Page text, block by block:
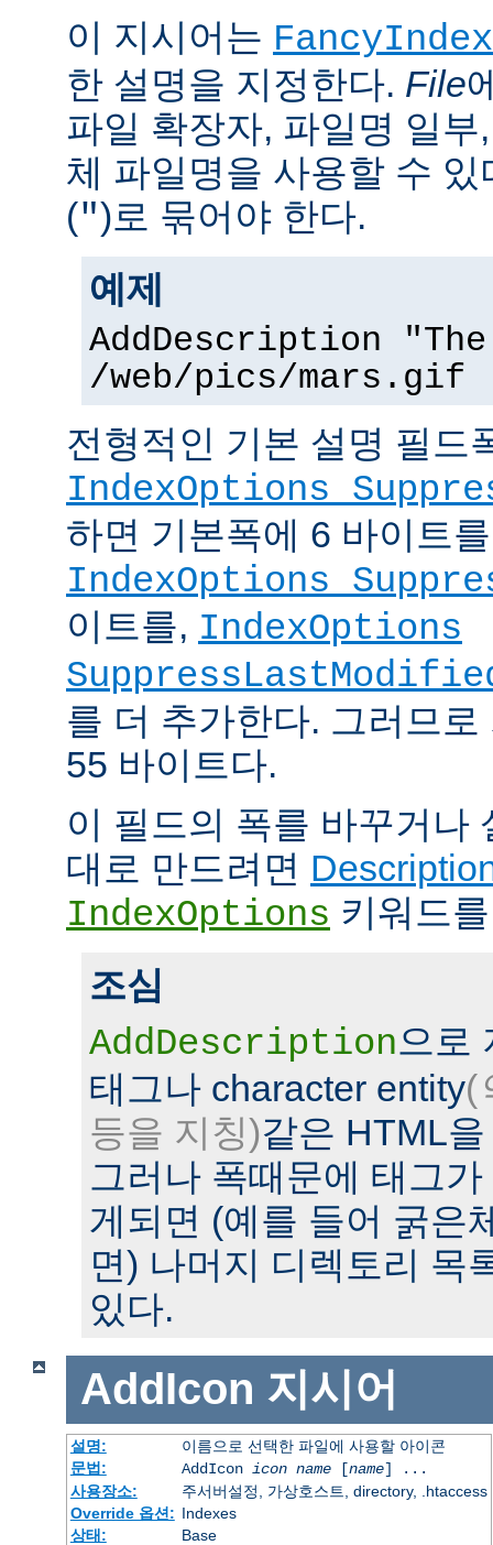
이 지시어는
한 설명을 지정한다. File
파일 확장자, 파일명 일
체 파일명을 사용할 수
(")로 묶어야 한다.
예제
AddDescription
/web/pics/mars.gif
전형적인 기본 설명 필드
IndexOptions
하면 기본폭에 6 바이트
IndexOptions
이트를, IndexOptions
를 더 추가한다. 그러므
55 바이트다.
이 필드의 폭를 바꾸거나
대로 만드려면
IndexOptions 키워드
조심
AddDescription으로
태그나 character entity(
등을 지칭)같은 HTML
그러나 폭때문에 태그
게되면 (예를 들어 굵은
면) 나머지 디렉토리 목
있다.
AddIcon 지시어
설명:
이름으로 선택한 파일에 사용할 아이콘
문법:
AddIcon icon name[name] ...
사용장소:
주서버설정, 가상호스트, directory, .htaccess
Override 옵션: Indexes
상태:
Base